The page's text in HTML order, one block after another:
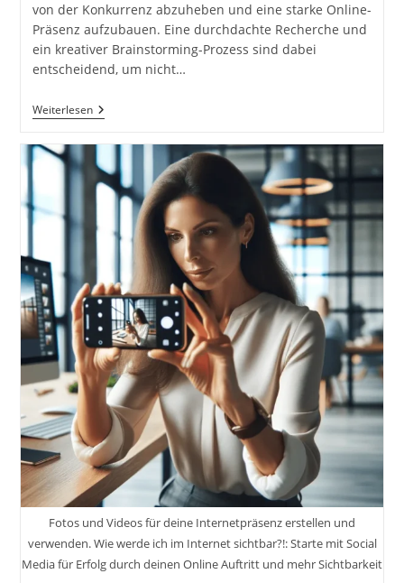
von der Konkurrenz abzuheben und eine starke Online-
Präsenz aufzubauen. Eine durchdachte Recherche und
ein kreativer Brainstorming-Prozess sind dabei
entscheidend, um nicht…
WeiterlesenStarte
Mit
Brainstorming.
Der
Schlüssel
Einer
Erfolgreichen
Online-
Wie
Werde
Ich
Im
Internet
Sichtbar?!:
Starte
Mit
Social
Media
Für
Erfolg
Durch
Deinen
Online
Auftritt
Und
Mehr
Sichtbarkeit
Fotos und Videos für deine Internetpräsenz erstellen und
verwenden. Wie werde ich im Internet sichtbar?!: Starte mit Social
Media für Erfolg durch deinen Online Auftritt und mehr Sichtbarkeit